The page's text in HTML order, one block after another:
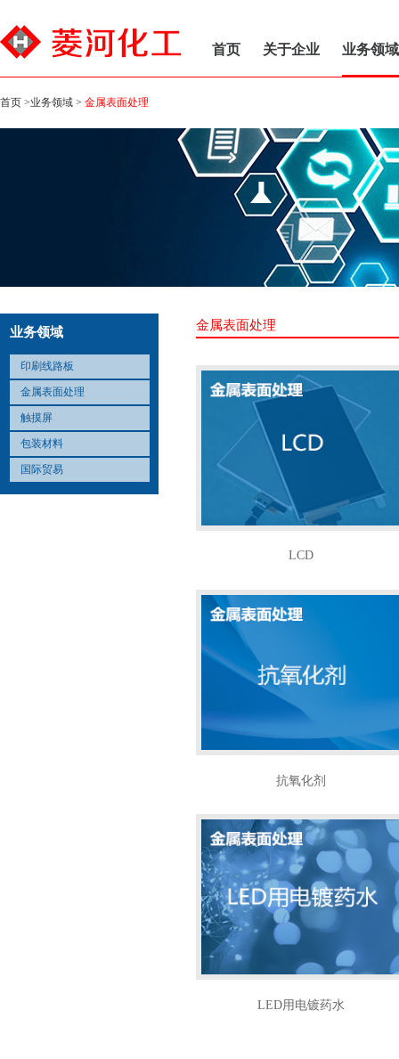
首页 关于企业 业务领域
首页 >业务领域 > 金属表面处理
业务领域
印刷线路板
金属表面处理
触摸屏
包装材料
国际贸易
金属表面处理
LCD
抗氧化剂
LED用电镀药水